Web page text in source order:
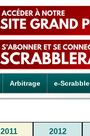
Arbitrage e-Scrabble
2011 2012